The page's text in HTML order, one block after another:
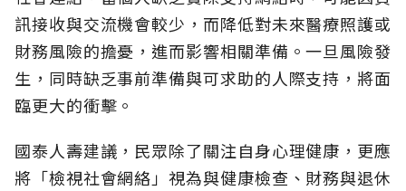
訊接收與交流機會較少，而降低對未來醫療照護或
財務風險的擔憂，進而影響相關準備。一旦風險發
生，同時缺乏事前準備與可求助的人際支持，將面
臨更大的衝擊。
國泰人壽建議，民眾除了關注自身心理健康，更應
將「檢視社會網絡」視為與健康檢查、財務與退休